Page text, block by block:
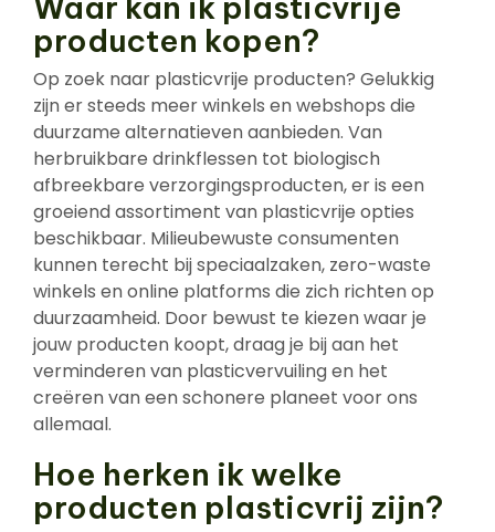
producten kopen?
Op zoek naar plasticvrije producten? Gelukkig
zijn er steeds meer winkels en webshops die
duurzame alternatieven aanbieden. Van
herbruikbare drinkflessen tot biologisch
afbreekbare verzorgingsproducten, er is een
groeiend assortiment van plasticvrije opties
beschikbaar. Milieubewuste consumenten
kunnen terecht bij speciaalzaken, zero-waste
winkels en online platforms die zich richten op
duurzaamheid. Door bewust te kiezen waar je
jouw producten koopt, draag je bij aan het
verminderen van plasticvervuiling en het
creëren van een schonere planeet voor ons
allemaal.
Hoe herken ik welke
producten plasticvrij zijn?